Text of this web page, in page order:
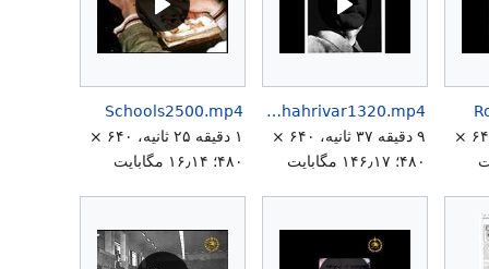
۲ دقیقه ۵۸ ثانیه، ۶۴۰ ×
RussianBritishArmyInvasionIran3rdShahrivar1320.mp4
۹ دقیقه ۳۷ ثانیه، ۶۴۰ ×
۴۸۰؛ ۱۴۶٫۱۷ مگابایت
Schools2500.mp4
۱ دقیقه ۲۵ ثانیه، ۶۴۰ ×
۴۸۰؛ ۱۶٫۱۴ مگابایت